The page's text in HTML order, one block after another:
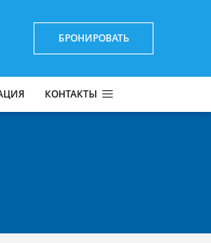
БРОНИРОВАТЬ
КОНТАКТЫ